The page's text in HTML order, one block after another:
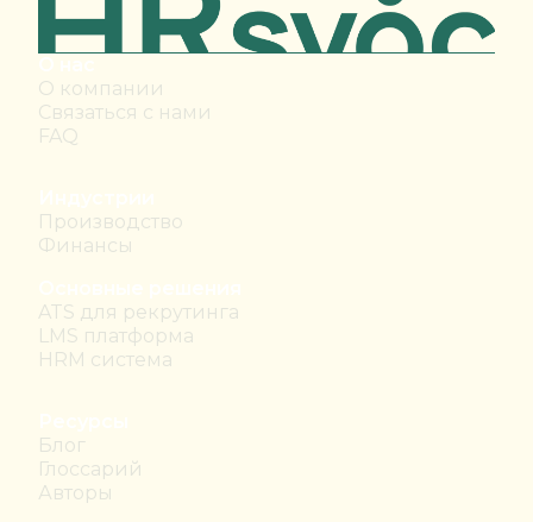
О компании
Связаться с нами
FAQ
Производство
Финансы
ATS для рекрутинга
LMS платформа
HRM система
Блог
Глоссарий
Авторы